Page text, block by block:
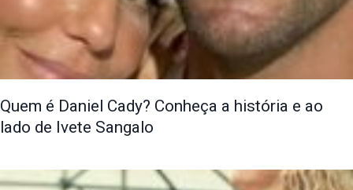
Quem é Daniel Cady? Conheça a história e ao
lado de Ivete Sangalo